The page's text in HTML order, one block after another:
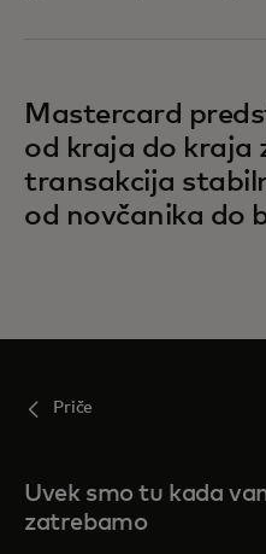
Mastercard
od kraja do kraja
transakcija
od novčanika do
Priče
Uvek smo tu kada
zatrebamo